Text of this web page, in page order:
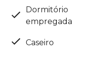
Dormitório
empregada
Caseiro